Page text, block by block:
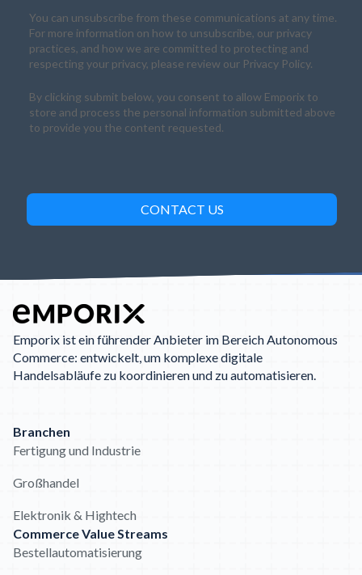
You can unsubscribe from these communications at any time.
For more information on how to unsubscribe, our privacy
practices, and how we are committed to protecting and
respecting your privacy, please review our Privacy Policy.
By clicking submit below, you consent to allow Emporix to
store and process the personal information submitted above
to provide you the content requested.
Emporix ist ein führender Anbieter im Bereich Autonomous
Commerce: entwickelt, um komplexe digitale
Handelsabläufe zu koordinieren und zu automatisieren.
Branchen
Fertigung und Industrie
Großhandel
Elektronik & Hightech
Commerce Value Streams
Bestellautomatisierung